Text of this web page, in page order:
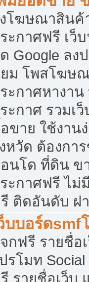
โฆษณาสิน
ะกาศฟรี เว็
Google ลง
ม โพสโฆษ
ะกาศหางาน
ะกาศ รวมเ
ขาย ใช้งาน
หวัด ต้องกา
นโด ที่ดิน ข
ะกาศฟรี ไม่
ติดอันดับ ฝ
บบอร์ดsmf
กฟรี รายชื่อ
รโมท
รายชื่อเว็บ